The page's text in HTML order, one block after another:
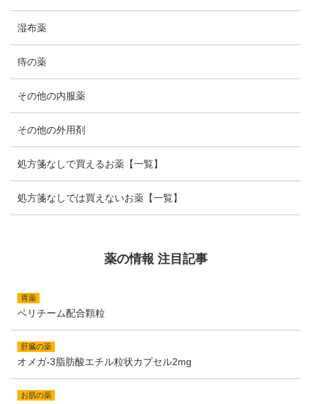
湿布薬
痔の薬
その他の内服薬
その他の外用剤
処方箋なしで買えるお薬【一覧】
処方箋なしでは買えないお薬【一覧】
薬の情報 注目記事
胃薬
ベリチーム配合顆粒
肝臓の薬
オメガ-3脂肪酸エチル粒状カプセル2mg
お肌の薬